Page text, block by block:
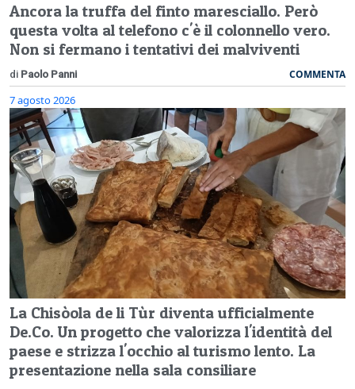
Ancora la truffa del finto maresciallo. Però
questa volta al telefono c'è il colonnello vero.
Non si fermano i tentativi dei malviventi
di Paolo Panni COMMENTA
7 agosto 2026
La Chisòola de li Tùr diventa ufficialmente
De.Co. Un progetto che valorizza l'identità del
paese e strizza l'occhio al turismo lento. La
presentazione nella sala consiliare